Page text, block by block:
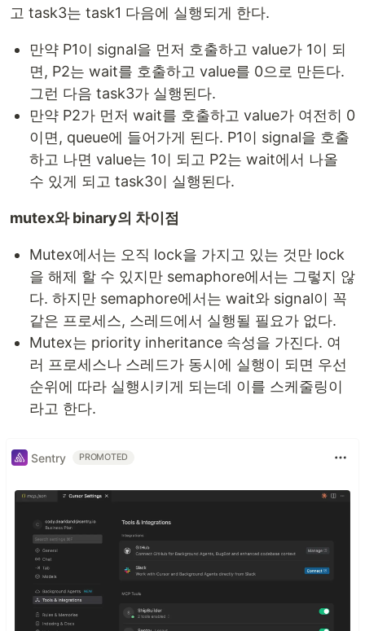
고 task3는 task1 다음에 실행되게 한다.
만약 P1이 signal을 먼저 호출하고 value가 1이 되
면, P2는 wait를 호출하고 value를 0으로 만든다.
그런 다음 task3가 실행된다.
만약 P2가 먼저 wait를 호출하고 value가 여전히 0
이면, queue에 들어가게 된다. P1이 signal을 호출
하고 나면 value는 1이 되고 P2는 wait에서 나올
수 있게 되고 task3이 실행된다.
mutex와 binary의 차이점
Mutex에서는 오직 lock을 가지고 있는 것만 lock
을 해제 할 수 있지만 semaphore에서는 그렇지 않
다. 하지만 semaphore에서는 wait와 signal이 꼭
같은 프로세스, 스레드에서 실행될 필요가 없다.
Mutex는 priority inheritance 속성을 가진다. 여
러 프로세스나 스레드가 동시에 실행이 되면 우선
순위에 따라 실행시키게 되는데 이를 스케줄링이
라고 한다.
Sentry PROMOTED